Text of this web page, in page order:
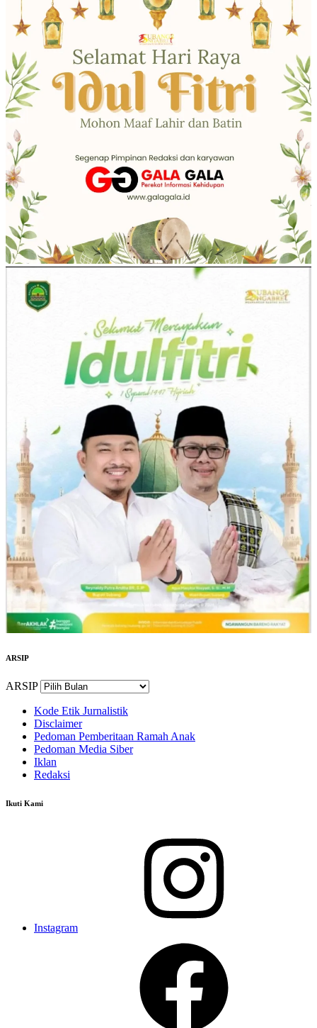
ARSIP
ARSIP
Kode Etik Jurnalistik
Disclaimer
Pedoman Pemberitaan Ramah Anak
Pedoman Media Siber
Iklan
Redaksi
Ikuti Kami
Instagram